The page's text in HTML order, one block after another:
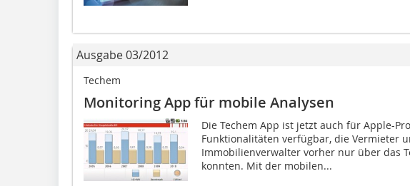
Ausgabe 03/2012
Techem
Monitoring App für mobile Analysen
Die Techem App ist jetzt auch für Apple-
Funktionalitäten verfügbar, die Vermieter
Immobilienverwalter vorher nur über das
konnten. Mit der mobilen...